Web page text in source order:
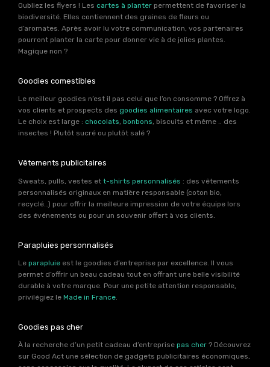
Oubliez les flyers ! Les cartes à planter permettent de favoriser la
biodiversité. Elles contiennent des graines de fleurs ou
d’aromates. Après avoir lu votre communication, vos partenaires
pourront planter la carte pour donner vie à de jolies plantes.
Magique non ?
Goodies comestibles
Le meilleur goodies n’est il pas celui que l’on consomme ? Offrez à
vos clients et prospects des goodies alimentaires avec votre logo.
Le choix est large : chocolats, bonbons, biscuits et même .. des
insectes ! Plutôt sucré ou plutôt salé ?
Vêtements publicitaires
Sweats, pulls, vestes et t-shirts personnalisés : des vêtements
personnalisés originaux en matière responsable (coton bio,
recyclé…) pour offrir la meilleure impression de votre équipe lors
des événements ou pour un souvenir offert à vos clients.
Parapluies personnalisés
Le parapluie est le goodies d’entreprise par excellence. Il vous
permet d’offrir un beau cadeau tout en offrant une belle visibilité
durable à votre marque. Pour une petite attention responsable,
privilégiez le Made in France.
Goodies pas cher
À la recherche d’un petit cadeau d’entreprise pas cher ? Découvrez
sur Good Act une sélection de gadgets publicitaires économiques,